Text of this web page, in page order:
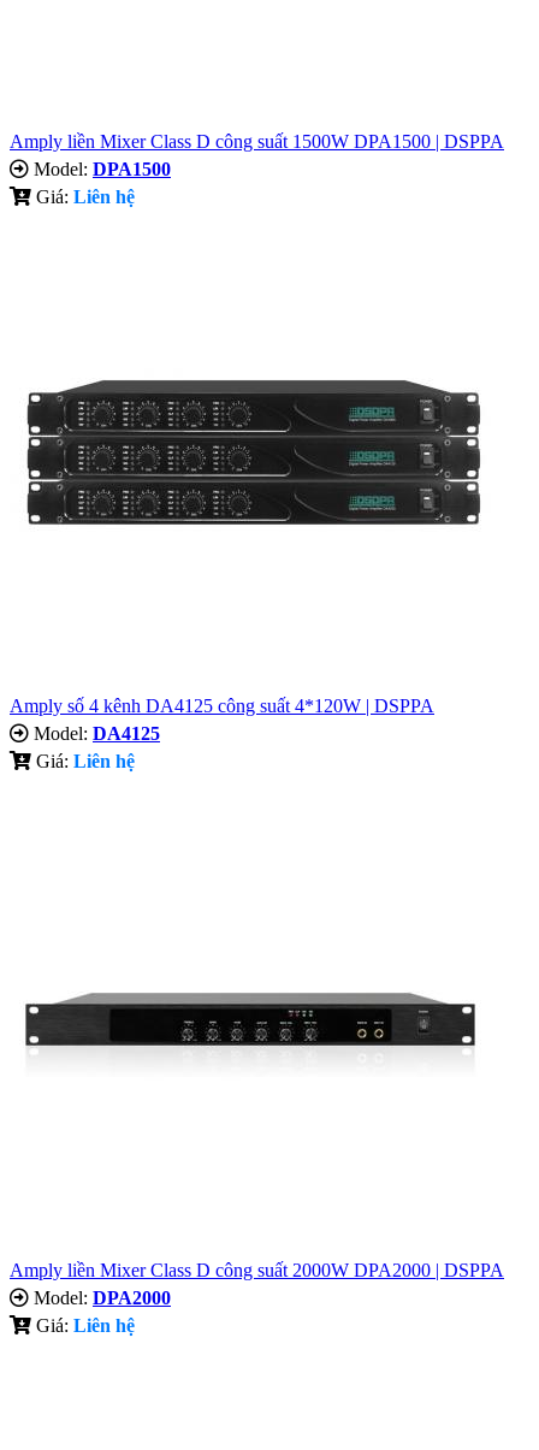
Amply liền Mixer Class D công suất 1500W DPA1500 | DSPPA
Model: DPA1500
Giá: Liên hệ
Amply số 4 kênh DA4125 công suất 4*120W | DSPPA
Model: DA4125
Giá: Liên hệ
Amply liền Mixer Class D công suất 2000W DPA2000 | DSPPA
Model: DPA2000
Giá: Liên hệ